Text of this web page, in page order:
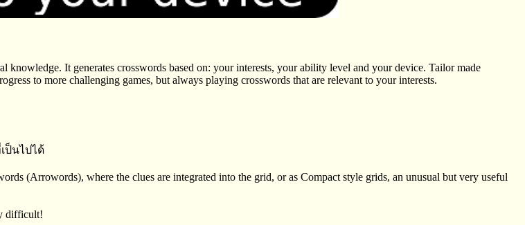
knowledge. It generates crosswords based on: your interests, your ability level and your device. Tailor made
to more challenging games, but always playing crosswords that are relevant to your interests.
ป็นไปได้
(Arrowords), where the clues are integrated into the grid, or as Compact style grids, an unusual but very useful
difficult!